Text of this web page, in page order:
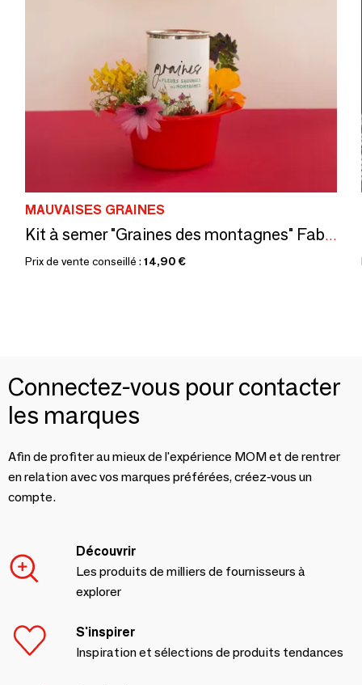
MAUVAISES GRAINES
Kit à semer "Graines des montagnes" Fabriqué en France
Prix de vente conseillé : 14,90 €
Connectez-vous pour contacter
les marques
Afin de profiter au mieux de l'expérience MOM et de rentrer
en relation avec vos marques préférées, créez-vous un
compte.
Découvrir
Les produits de milliers de fournisseurs à
explorer
S'inspirer
Inspiration et sélections de produits tendances